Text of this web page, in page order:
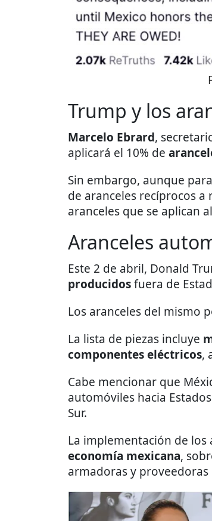
Trump y los
Marcelo Ebrard,
aplicará el 10% de
Sin embargo, aunque
de aranceles recíprocos
aranceles que se aplican
Aranceles
Este 2 de abril, Donald
producidosfuera de
Los aranceles del mismo
La lista de piezas incluye
componentes eléctricos,
Cabe mencionar que
automóviles hacia
Sur.
La implementación de
economía mexicana,
armadoras y